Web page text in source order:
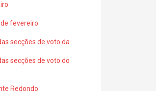
fevereiro
secções de voto da
secções de voto do
Redondo